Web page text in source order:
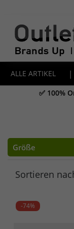
ALLE ARTIKEL |
✅ 100%
Größe
Sortieren
-74%